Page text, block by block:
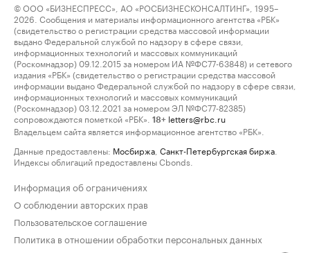
© ООО «БИЗНЕСПРЕСС», АО «РОСБИЗНЕСКОНСАЛТИНГ», 1995–
2026. Сообщения и материалы информационного агентства «РБК»
(свидетельство о регистрации средства массовой информации
выдано Федеральной службой по надзору в сфере связи,
информационных технологий и массовых коммуникаций
(Роскомнадзор) 09.12.2015 за номером ИА №ФС77-63848) и сетевого
издания «РБК» (свидетельство о регистрации средства массовой
информации выдано Федеральной службой по надзору в сфере связи,
информационных технологий и массовых коммуникаций
(Роскомнадзор) 03.12.2021 за номером ЭЛ №ФС77-82385)
сопровождаются пометкой «РБК».
18+ letters@rbc.ru
Владельцем сайта является информационное агентство «РБК».
Данные предоставлены: Мосбиржа Санкт-Петербургская биржа
Индексы облигаций предоставлены Cbonds.
Информация об ограничениях
О соблюдении авторских прав
Пользовательское соглашение
Политика в отношении обработки персональных данных